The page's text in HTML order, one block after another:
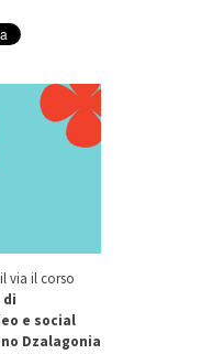
via il corso
di
e social
Dzalagonia